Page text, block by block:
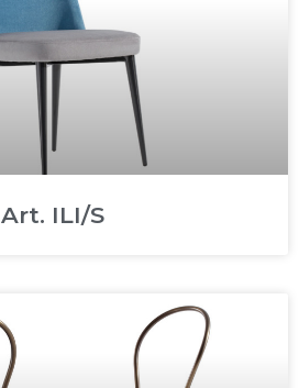
Art. ILI/S